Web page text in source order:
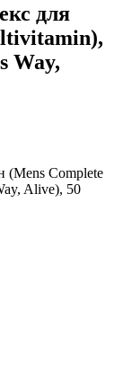
для
Way,
Complete
Alive), 50